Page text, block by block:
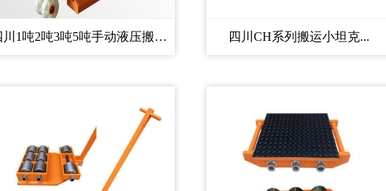
四川1吨2吨3吨5吨手动液压搬运车... 四川CH系列搬运小坦克...